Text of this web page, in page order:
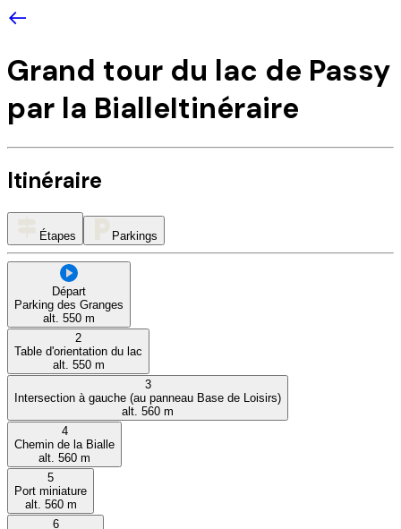
Grand tour du lac de Passy
par la BialleItinéraire
Itinéraire
Étapes Parkings
Départ
Parking des Granges
alt. 550 m
2
Table d'orientation du lac
alt. 550m
3
Intersection à gauche (au panneau Base de Loisirs)
alt. 560 m
4
Chemin de la Bialle
alt. 560 m
5
Port miniature
alt. 560m
6